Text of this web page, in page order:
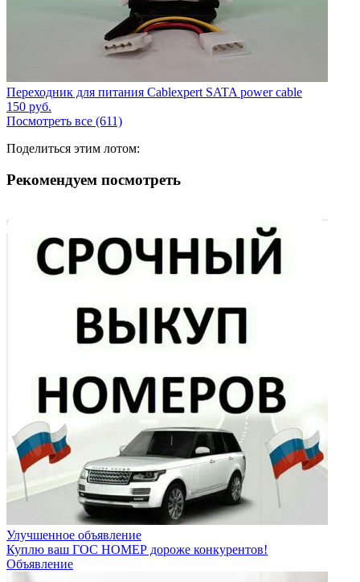
Переходник для питания Cablexpert SATA power cable
150 руб.
Посмотреть все (611)
Поделиться этим лотом:
Рекомендуем посмотреть
Улучшенное объявление
Куплю ваш ГОС НОМЕР дороже конкурентов!
Объявление